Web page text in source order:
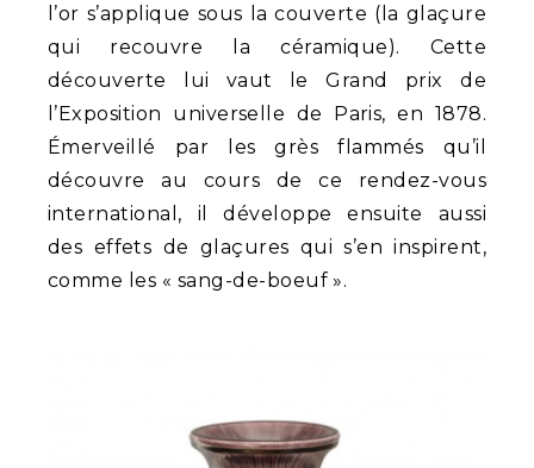
l’or s’applique sous la couverte (la glaçure
qui recouvre la céramique). Cette
découverte lui vaut le Grand prix de
l’Exposition universelle de Paris, en 1878.
Émerveillé par les grès flammés qu’il
découvre au cours de ce rendez-vous
international, il développe ensuite aussi
des effets de glaçures qui s’en inspirent,
comme les « sang-de-boeuf ».